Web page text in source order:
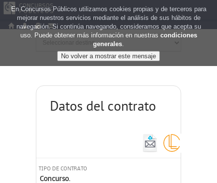
Datos del contrato
TIPO DE CONTRATO
Concurso.
En Concursos Públicos utilizamos cookies propias y de terceros para
mejorar nuestros servicios mediante el análisis de sus hábitos de
navegación. Si continúa navegando, consideramos que acepta su
uso. Puede obtener más información en nuestras condiciones
generales.